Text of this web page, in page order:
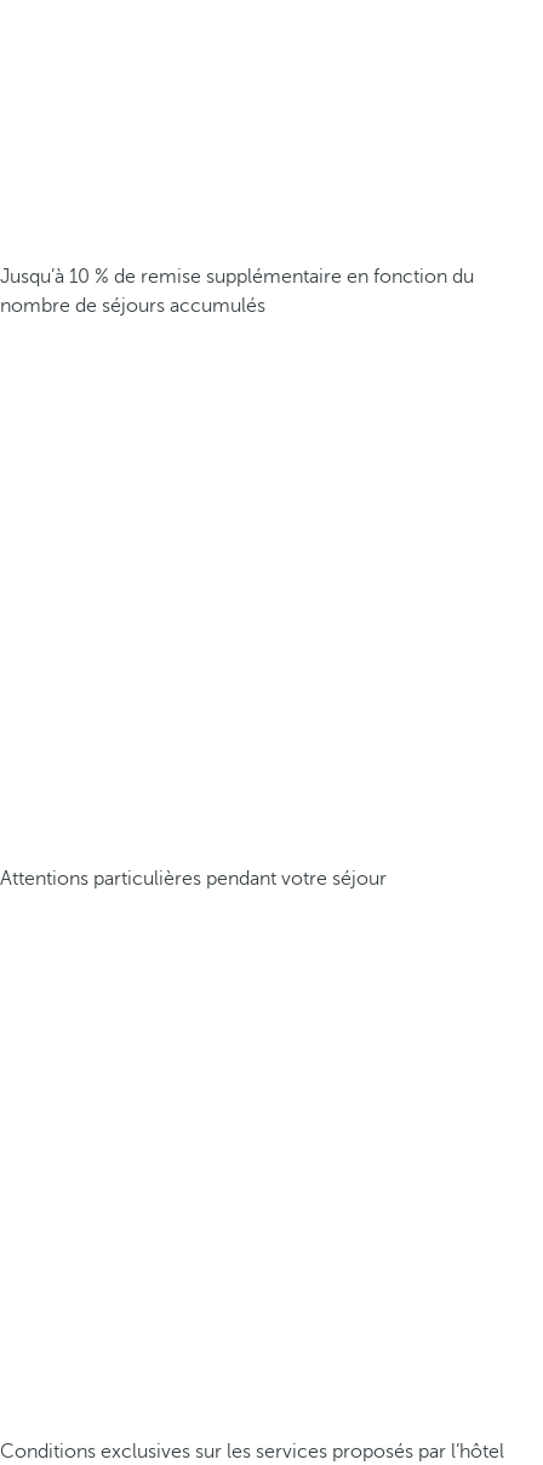
Jusqu’à 10 % de remise supplémentaire en fonction du
nombre de séjours accumulés
Attentions particulières pendant votre séjour
Conditions exclusives sur les services proposés par l’hôtel